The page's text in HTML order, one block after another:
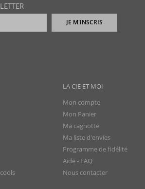
JE M'INSCRIS
LA CIE ET MOI
Mon compte
Mon Panier
Ma cagnotte
Ma liste d'envies
Programme de fidélité
Aide - FAQ
Nous contacter